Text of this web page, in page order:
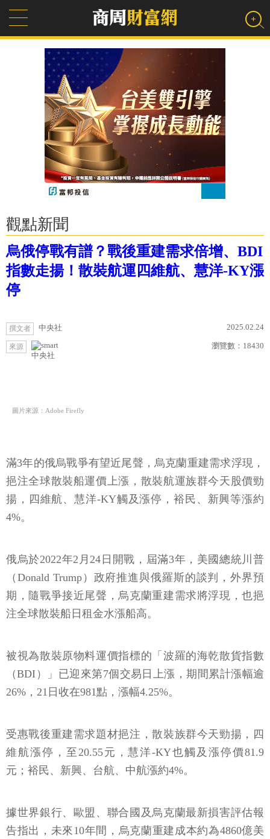
觀點新聞
烏俄停戰有譜？戰後重建需求倍增、BDI
指數走揚！散裝航運四維航、慧洋-KY漲
停
撰文者 中央社 2025.02.24
來源
中央社
瀏覽數： 18430
圖片來源：Adobe Firefly
滿3年的俄烏戰爭有望近尾聲，烏克蘭重建需求浮現，
挹注全球散裝船運價上漲，散裝航運族群今天股價勁
揚，四維航、慧洋-KY觸及漲停，裕民、新興等漲約
4%。
俄烏於2022年2月24日開戰，屆滿3年，美國總統川普
（Donald Trump）政府推進與俄羅斯的談判，外界預
期，隨戰爭接近尾聲，烏克蘭重建需求將浮現，也挹
注全球散裝船日租金水漲船高。
被視為散裝原物料運價指標的「波羅的海乾散貨指數
（BDI）」已迎來第7個交易日上漲，期間累計漲幅逾
26%，21日收在981點，漲幅4.25%。
受惠戰後重建需求題材挹注，散裝族群今天勁揚，四
維航漲停，至20.55元，慧洋-KY也觸及漲停價81.9
元；裕民、新興、台航、中航漲約4%。
據世界銀行、歐盟、聯合國及烏克蘭最新損害評估報
告指出，未來10年間，烏克蘭重建成本約為4860億美